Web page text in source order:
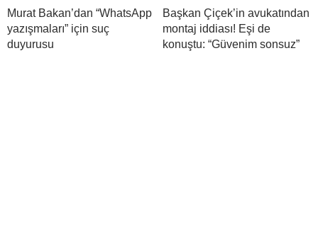
Murat Bakan’dan “WhatsApp
yazışmaları” için suç
duyurusu
Başkan Çiçek’in avukatından
montaj iddiası! Eşi de
konuştu: “Güvenim sonsuz”